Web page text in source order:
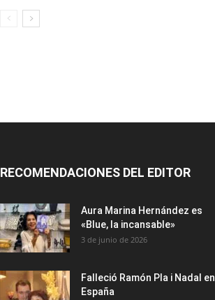
RECOMENDACIONES DEL EDITOR
Aura Marina Hernández es
«Blue, la incansable»
3 de junio de 2026
Falleció Ramón Pla i Nadal en
España